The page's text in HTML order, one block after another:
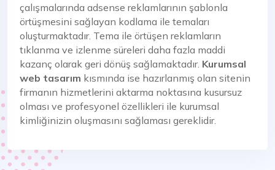
çalışmalarında adsense reklamlarının şablonla
örtüşmesini sağlayan kodlama ile temaları
oluşturmaktadır. Tema ile örtüşen reklamların
tıklanma ve izlenme süreleri daha fazla maddi
kazanç olarak geri dönüş sağlamaktadır. Kurumsal
web tasarım kısmında ise hazırlanmış olan sitenin
firmanın hizmetlerini aktarma noktasına kusursuz
olması ve profesyonel özellikleri ile kurumsal
kimliğinizin oluşmasını sağlaması gereklidir.